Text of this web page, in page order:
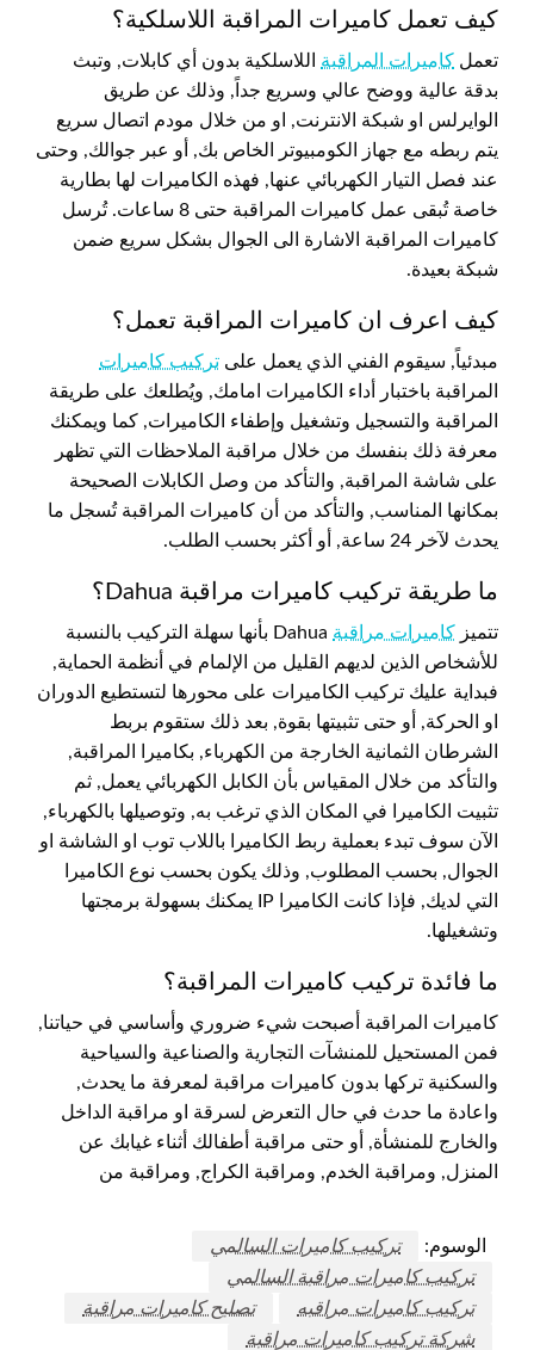
كيف تعمل كاميرات المراقبة اللاسلكية؟
تعمل كاميرات المراقبة اللاسلكية بدون أي كابلات, وتبث
بدقة عالية ووضح عالي وسريع جداً, وذلك عن طريق
الوايرلس او شبكة الانترنت, او من خلال مودم اتصال سريع
يتم ربطه مع جهاز الكومبيوتر الخاص بك, أو عبر جوالك, وحتى
عند فصل التيار الكهربائي عنها, فهذه الكاميرات لها بطارية
خاصة تُبقى عمل كاميرات المراقبة حتى 8 ساعات. تُرسل
كاميرات المراقبة الاشارة الى الجوال بشكل سريع ضمن
شبكة بعيدة.
كيف اعرف ان كاميرات المراقبة تعمل؟
مبدئياً, سيقوم الفني الذي يعمل على تركيب كاميرات
المراقبة باختبار أداء الكاميرات امامك, ويُطلعك على طريقة
المراقبة والتسجيل وتشغيل وإطفاء الكاميرات, كما ويمكنك
معرفة ذلك بنفسك من خلال مراقبة الملاحظات التي تظهر
على شاشة المراقبة, والتأكد من وصل الكابلات الصحيحة
بمكانها المناسب, والتأكد من أن كاميرات المراقبة تُسجل ما
يحدث لآخر 24 ساعة, أو أكثر بحسب الطلب.
ما طريقة تركيب كاميرات مراقبة Dahua؟
تتميز كاميرات مراقبة
Dahua بأنها سهلة التركيب بالنسبة
للأشخاص الذين لديهم القليل من الإلمام في أنظمة الحماية,
فبداية عليك تركيب الكاميرات على محورها لتستطيع الدوران
او الحركة, أو حتى تثبيتها بقوة, بعد ذلك ستقوم بربط
الشرطان الثمانية الخارجة من الكهرباء, بكاميرا المراقبة,
والتأكد من خلال المقياس بأن الكابل الكهربائي يعمل, ثم
تثبيت الكاميرا في المكان الذي ترغب به, وتوصيلها بالكهرباء,
الآن سوف تبدء بعملية ربط الكاميرا باللاب توب او الشاشة او
الجوال, بحسب المطلوب, وذلك يكون بحسب نوع الكاميرا
التي لديك, فإذا كانت الكاميرا IP يمكنك بسهولة برمجتها
وتشغيلها.
ما فائدة تركيب كاميرات المراقبة؟
كاميرات المراقبة أصبحت شيء ضروري وأساسي في حياتنا,
فمن المستحيل للمنشآت التجارية والصناعية والسياحية
والسكنية تركها بدون كاميرات مراقبة لمعرفة ما يحدث,
واعادة ما حدث في حال التعرض لسرقة او مراقبة الداخل
والخارج للمنشأة, أو حتى مراقبة أطفالك أثناء غيابك عن
المنزل, ومراقبة الخدم, ومراقبة الكراج, ومراقبة من
الوسوم:
تركيب كاميرات السالمي
تركيب كاميرات مراقبة السالمي
تركيب كاميرات مراقبه
تصليح كاميرات مراقبة
شركة تركيب كاميرات مراقبة